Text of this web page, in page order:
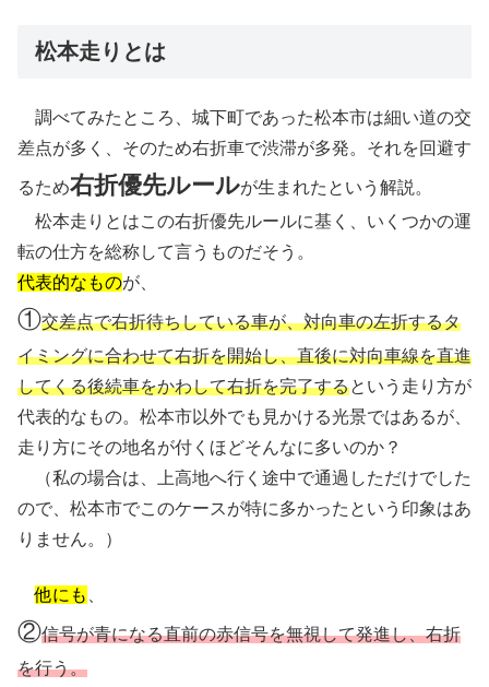
松本走りとは
調べてみたところ、城下町であった松本市は細い道の交
差点が多く、そのため右折車で渋滞が多発。それを回避す
るため右折優先ルールが生まれたという解説。
松本走りとはこの右折優先ルールに基く、いくつかの運
転の仕方を総称して言うものだそう。
代表的なものが、
①交差点で右折待ちしている車が、対向車の左折するタ
イミングに合わせて右折を開始し、直後に対向車線を直進
してくる後続車をかわして右折を完了するという走り方が
代表的なもの。松本市以外でも見かける光景ではあるが、
走り方にその地名が付くほどそんなに多いのか？
（私の場合は、上高地へ行く途中で通過しただけでした
ので、松本市でこのケースが特に多かったという印象はあ
りません。）
他にも
②信号が青になる直前の赤信号を無視して発進し、右折
を行う。